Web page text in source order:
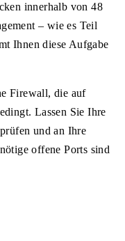
innerhalb von 48
– wie es Teil
Ihnen diese Aufgabe
Firewall, die auf
Lassen Sie Ihre
und an Ihre
offene Ports sind